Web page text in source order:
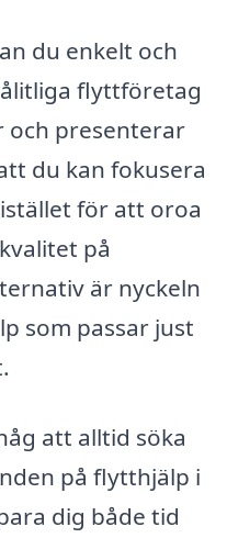
du enkelt och
flyttföretag
och presenterar
du kan fokusera
för att oroa
på
är nyckeln
som passar just
att alltid söka
på flytthjälp i
dig både tid